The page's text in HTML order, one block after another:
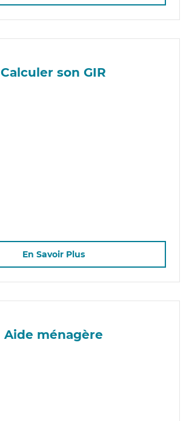
Calculer son GIR
En Savoir Plus
Aide ménagère